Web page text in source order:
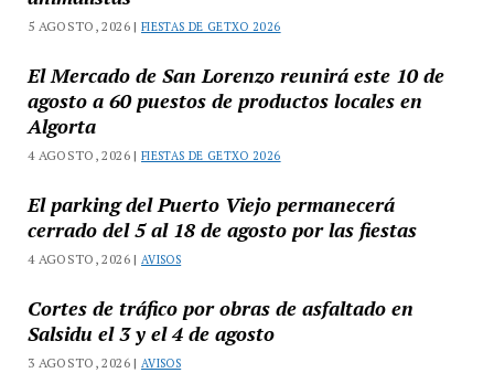
5 AGOSTO, 2026 |FIESTAS DE GETXO 2026
El Mercado de San Lorenzo reunirá este 10 de
agosto a 60 puestos de productos locales en
Algorta
4 AGOSTO, 2026 |FIESTAS DE GETXO 2026
El parking del Puerto Viejo permanecerá
cerrado del 5 al 18 de agosto por las fiestas
4 AGOSTO, 2026 |AVISOS
Cortes de tráfico por obras de asfaltado en
Salsidu el 3 y el 4 de agosto
3 AGOSTO, 2026 |AVISOS